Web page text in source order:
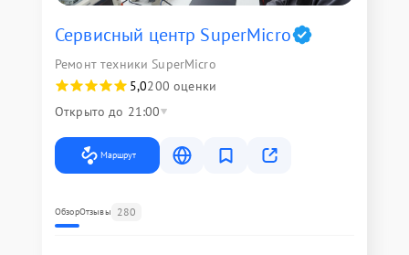
Сервисный центр SuperMicro
Ремонт техники SuperMicro
5,0200 оценки
Открыто до 21:00
Маршрут
ОбзорОтзывы 280